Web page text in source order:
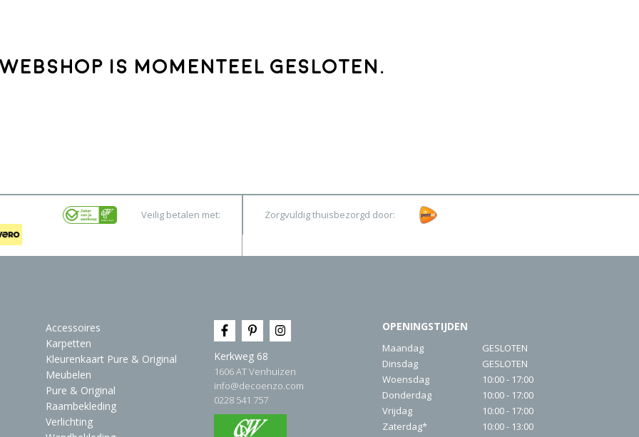
is momenteel gesloten.
Veilig betalen met: Zorgvuldig thuisbezorgd door:
Accessoires
Karpetten
Kleurenkaart Pure & Original
Meubelen
Pure & Original
Raambekleding
Verlichting
Kerkweg 68
1606 AT Venhuizen
info@decoenzo.com
0228 541 757
OPENINGSTIJDEN
Maandag
GESLOTEN
Dinsdag
GESLOTEN
Woensdag
10:00 - 17:00
Donderdag
10:00 - 17:00
Vrijdag
10:00 - 17:00
Zaterdag*
10:00 - 13:00